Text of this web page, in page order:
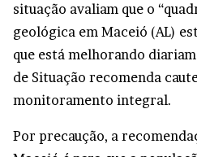
situação avaliam que o
geológica em Maceió (AL)
que está melhorando
de Situação recomenda
monitoramento integral.
Por precaução, a